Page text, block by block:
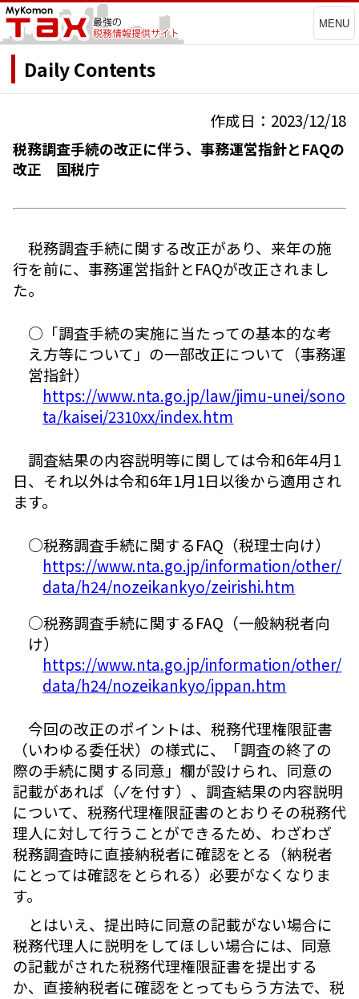
MENU
Daily Contents
作成日：2023/12/18
税務調査手続の改正に伴う、事務運営指針とFAQの
改正 国税庁
税務調査手続に関する改正があり、来年の施
行を前に、事務運営指針とFAQが改正されまし
た。
○「調査手続の実施に当たっての基本的な考
え方等について」の一部改正について（事務運
営指針）
https://www.nta.go.jp/law/jimu-unei/sono
ta/kaisei/2310xx/index.htm
調査結果の内容説明等に関しては令和6年4月1
日、それ以外は令和6年1月1日以後から適用され
ます。
○税務調査手続に関するFAQ（税理士向け）
https://www.nta.go.jp/information/other/
data/h24/nozeikankyo/zeirishi.htm
○税務調査手続に関するFAQ（一般納税者向
け）
https://www.nta.go.jp/information/other/
data/h24/nozeikankyo/ippan.htm
今回の改正のポイントは、税務代理権限証書
（いわゆる委任状）の様式に、「調査の終了の
際の手続に関する同意」欄が設けられ、同意の
記載があれば（✓を付す）、調査結果の内容説明
について、税務代理権限証書のとおりその税務代
理人に対して行うことができるため、わざわざ
税務調査時に直接納税者に確認をとる（納税者
にとっては確認をとられる）必要がなくなりま
す。
とはいえ、提出時に同意の記載がない場合に
税務代理人に説明をしてほしい場合には、同意
の記載がされた税務代理権限証書を提出する
か、直接納税者に確認をとってもらう方法で、税